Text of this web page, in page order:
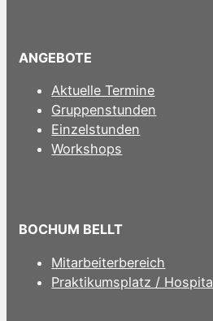
ANGEBOTE
Aktuelle Termine
Gruppenstunden
Einzelstunden
Workshops
BOCHUM BELLT
Mitarbeiterbereich
Praktikumsplatz /